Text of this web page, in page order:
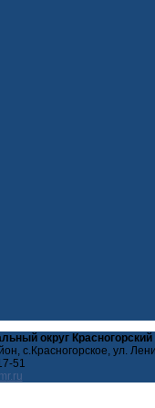
округ
с.Красногорское, ул.
51